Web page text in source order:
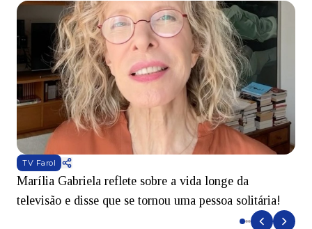
TV Farol
Marília Gabriela reflete sobre a vida longe da
televisão e disse que se tornou uma pessoa solitária!